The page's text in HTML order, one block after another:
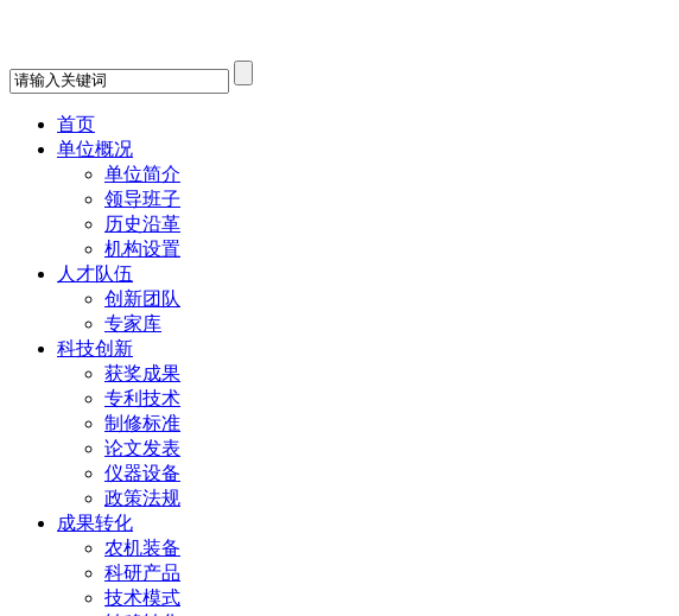
首页
单位概况
单位简介
领导班子
历史沿革
机构设置
人才队伍
创新团队
专家库
科技创新
获奖成果
专利技术
制修标准
论文发表
仪器设备
政策法规
成果转化
农机装备
科研产品
技术模式